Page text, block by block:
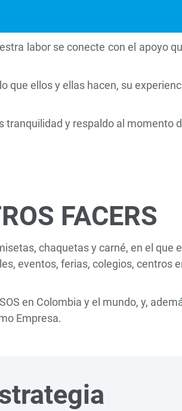
labor se conecte con el apoyo
ellos y ellas hacen, su
y respaldo al momento
FACERS
chaquetas y carné, en el que
eventos, ferias, colegios, centros
en Colombia y el mundo, y,
Empresa.